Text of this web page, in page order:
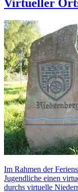
Virtueller
Im Rahmen der
Jugendliche einen
durchs virtuelle